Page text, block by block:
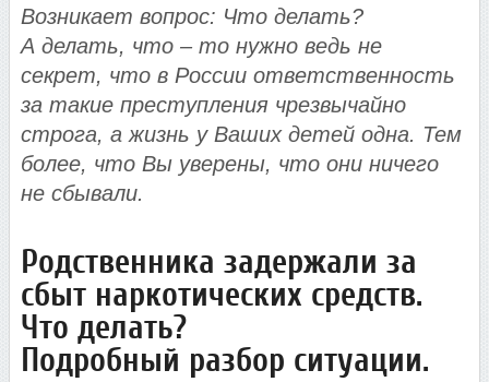
Возникает вопрос: Что делать?
А делать, что – то нужно ведь не
секрет, что в России ответственность
за такие преступления чрезвычайно
строга, а жизнь у Ваших детей одна. Тем
более, что Вы уверены, что они ничего
не сбывали.
Родственника задержали за
сбыт наркотических средств.
Что делать?
Подробный разбор ситуации.